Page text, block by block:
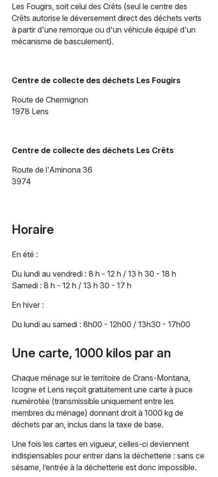
Les Fougirs, soit celui des Crêts (seul le centre des
Crêts autorise le déversement direct des déchets verts
à partir d'une remorque ou d'un véhicule équipé d'un
mécanisme de basculement).
Centre de collecte des déchets Les Fougirs
Route de Chermignon
1978 Lens
Centre de collecte des déchets Les Crêts
Route de l'Aminona 36
3974
Horaire
En été :
Du lundi au vendredi : 8 h - 12 h / 13 h 30 - 18 h
Samedi : 8 h - 12 h / 13 h 30 - 17 h
En hiver :
Du lundi au samedi : 8h00 - 12h00 / 13h30 - 17h00
Une carte, 1000 kilos par an
Chaque ménage sur le territoire de Crans-Montana,
Icogne et Lens reçoit gratuitement une carte à puce
numérotée (transmissible uniquement entre les
membres du ménage) donnant droit à 1000 kg de
déchets par an, inclus dans la taxe de base.
Une fois les cartes en vigueur, celles-ci deviennent
indispensables pour entrer dans la déchetterie : sans ce
sésame, l’entrée à la déchetterie est donc impossible.